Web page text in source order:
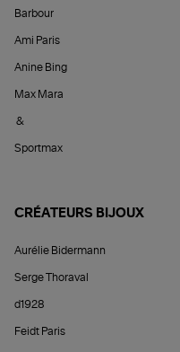
Barbour
Ami Paris
Anine Bing
Max Mara
&
Sportmax
CRÉATEURS BIJOUX
Aurélie Bidermann
Serge Thoraval
d1928
Feidt Paris